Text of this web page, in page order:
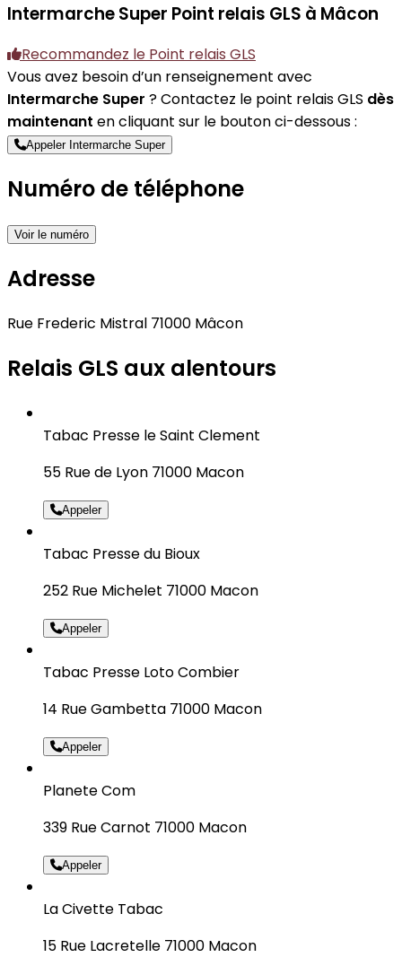
Intermarche Super Point relais GLS à Mâcon
Recommandez le Point relais GLS
Vous avez besoin d’un renseignement avec
Intermarche Super ? Contactez le point relais GLS dès
maintenant en cliquant sur le bouton ci-dessous :
Appeler Intermarche Super
Numéro de téléphone
Voir le numéro
Adresse
Rue Frederic Mistral 71000 Mâcon
Relais GLS aux alentours
Tabac Presse le Saint Clement
55 Rue de Lyon 71000 Macon
Appeler
Tabac Presse du Bioux
252 Rue Michelet 71000 Macon
Appeler
Tabac Presse Loto Combier
14 Rue Gambetta 71000 Macon
Appeler
Planete Com
339 Rue Carnot 71000 Macon
Appeler
La Civette Tabac
15 Rue Lacretelle 71000 Macon